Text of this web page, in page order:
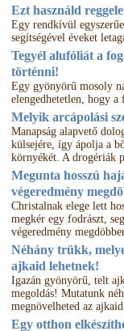
Ezt használd
Egy rendkívül
segítségével éveket
Tegyél alufóliát a
történni!
Egy gyönyörű mosoly
elengedhetetlen, hogy
Melyik arcápolási
Manapság alapvető
külsejére, így ápolja a
környékét. A drogériák
Megunta hosszú
végeredmény
Christalnak elege lett
megkér egy fodrászt,
végeredmény
Néhány trükk,
ajkaid lehetnek!
Igazán gyönyörű, telt
megoldás! Mutatunk
megnövelheted az
Egy otthon